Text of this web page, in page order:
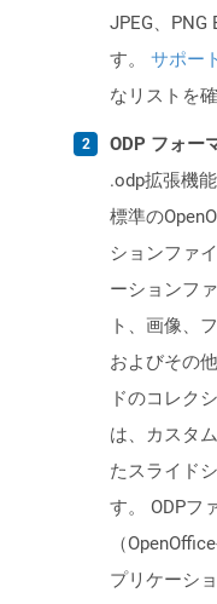
JPEG、PNG
す。 サポー
なリストを
ODP フォー
.odp拡張機
標準の
ションファ
ーションフ
ト、画像、
およびその
ドのコレク
は、カスタ
たスライド
す。 ODPフ
（
プリケーシ